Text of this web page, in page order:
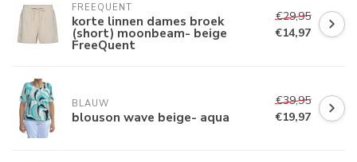
FREEQUENT
korte linnen dames broek
(short) moonbeam- beige
FreeQuent
€29,95
€14,97
BLAUW
blouson wave beige- aqua
€39,95
€19,97